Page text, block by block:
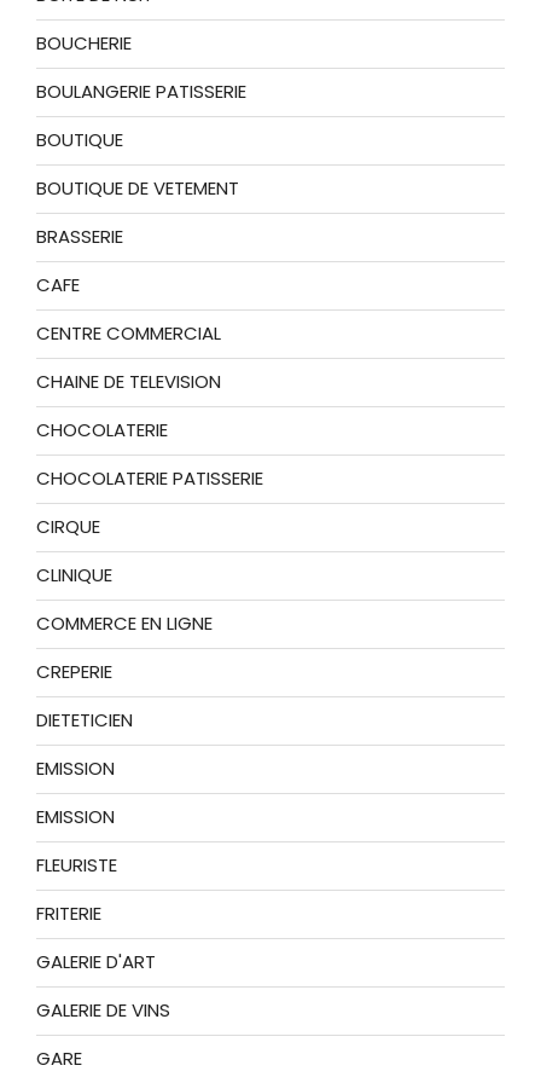
BOUCHERIE
BOULANGERIE PATISSERIE
BOUTIQUE
BOUTIQUE DE VETEMENT
BRASSERIE
CAFE
CENTRE COMMERCIAL
CHAINE DE TELEVISION
CHOCOLATERIE
CHOCOLATERIE PATISSERIE
CIRQUE
CLINIQUE
COMMERCE EN LIGNE
CREPERIE
DIETETICIEN
EMISSION
EMISSION
FLEURISTE
FRITERIE
GALERIE D'ART
GALERIE DE VINS
GARE